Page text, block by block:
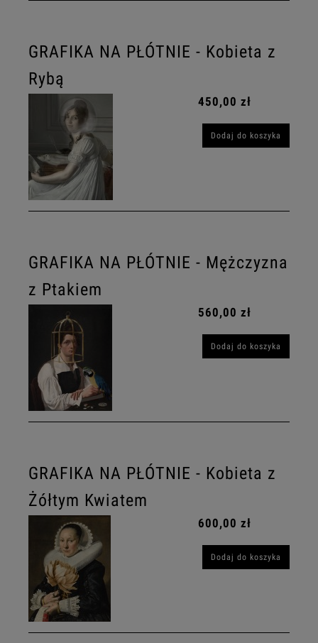
GRAFIKA NA PŁÓTNIE - Kobieta z
Rybą
450,00 zł
Dodaj do koszyka
GRAFIKA NA PŁÓTNIE - Mężczyzna
z Ptakiem
560,00 zł
Dodaj do koszyka
GRAFIKA NA PŁÓTNIE - Kobieta z
Żółtym Kwiatem
600,00 zł
Dodaj do koszyka